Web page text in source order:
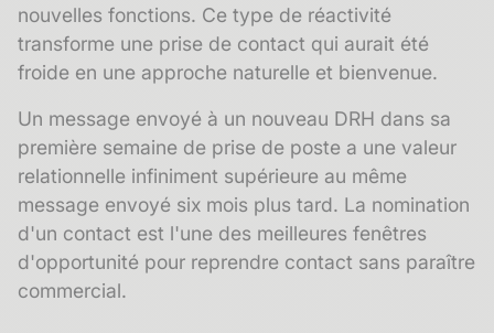
nouvelles fonctions. Ce type de réactivité
transforme une prise de contact qui aurait été
froide en une approche naturelle et bienvenue.
Un message envoyé à un nouveau DRH dans sa
première semaine de prise de poste a une valeur
relationnelle infiniment supérieure au même
message envoyé six mois plus tard. La nomination
d'un contact est l'une des meilleures fenêtres
d'opportunité pour reprendre contact sans paraître
commercial.